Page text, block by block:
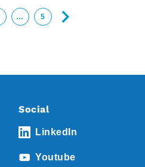
… 5
Social
LinkedIn
Youtube